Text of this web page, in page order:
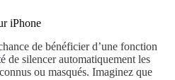
iPhone
de bénéficier d’une fonction
de silencer automatiquement les
ou masqués. Imaginez que